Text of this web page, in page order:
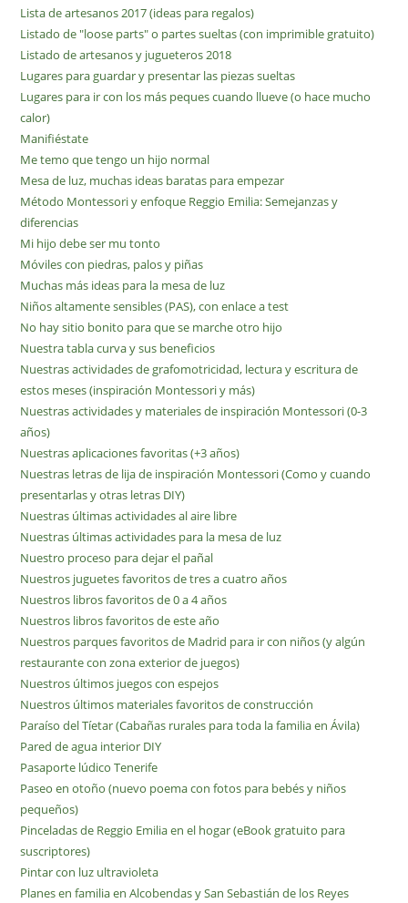
Lista de artesanos 2017 (ideas para regalos)
Listado de "loose parts" o partes sueltas (con imprimible gratuito)
Listado de artesanos y jugueteros 2018
Lugares para guardar y presentar las piezas sueltas
Lugares para ir con los más peques cuando llueve (o hace mucho
calor)
Manifiéstate
Me temo que tengo un hijo normal
Mesa de luz, muchas ideas baratas para empezar
Método Montessori y enfoque Reggio Emilia: Semejanzas y
diferencias
Mi hijo debe ser mu tonto
Móviles con piedras, palos y piñas
Muchas más ideas para la mesa de luz
Niños altamente sensibles (PAS), con enlace a test
No hay sitio bonito para que se marche otro hijo
Nuestra tabla curva y sus beneficios
Nuestras actividades de grafomotricidad, lectura y escritura de
estos meses (inspiración Montessori y más)
Nuestras actividades y materiales de inspiración Montessori (0-3
años)
Nuestras aplicaciones favoritas (+3 años)
Nuestras letras de lija de inspiración Montessori (Como y cuando
presentarlas y otras letras DIY)
Nuestras últimas actividades al aire libre
Nuestras últimas actividades para la mesa de luz
Nuestro proceso para dejar el pañal
Nuestros juguetes favoritos de tres a cuatro años
Nuestros libros favoritos de 0 a 4 años
Nuestros libros favoritos de este año
Nuestros parques favoritos de Madrid para ir con niños (y algún
restaurante con zona exterior de juegos)
Nuestros últimos juegos con espejos
Nuestros últimos materiales favoritos de construcción
Paraíso del Tíetar (Cabañas rurales para toda la familia en Ávila)
Pared de agua interior DIY
Pasaporte lúdico Tenerife
Paseo en otoño (nuevo poema con fotos para bebés y niños
pequeños)
Pinceladas de Reggio Emilia en el hogar (eBook gratuito para
suscriptores)
Pintar con luz ultravioleta
Planes en familia en Alcobendas y San Sebastián de los Reyes